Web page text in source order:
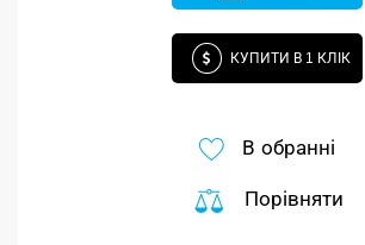
КУПИТИ В 1 КЛІК
В обранні
Порівняти